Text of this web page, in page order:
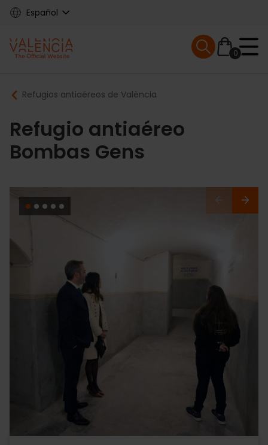
Skip
content
Español
Main
navigation
0
Mobile menu
Breadcrumb
Refugios antiaéreos de València
Refugio antiaéreo
Bombas Gens